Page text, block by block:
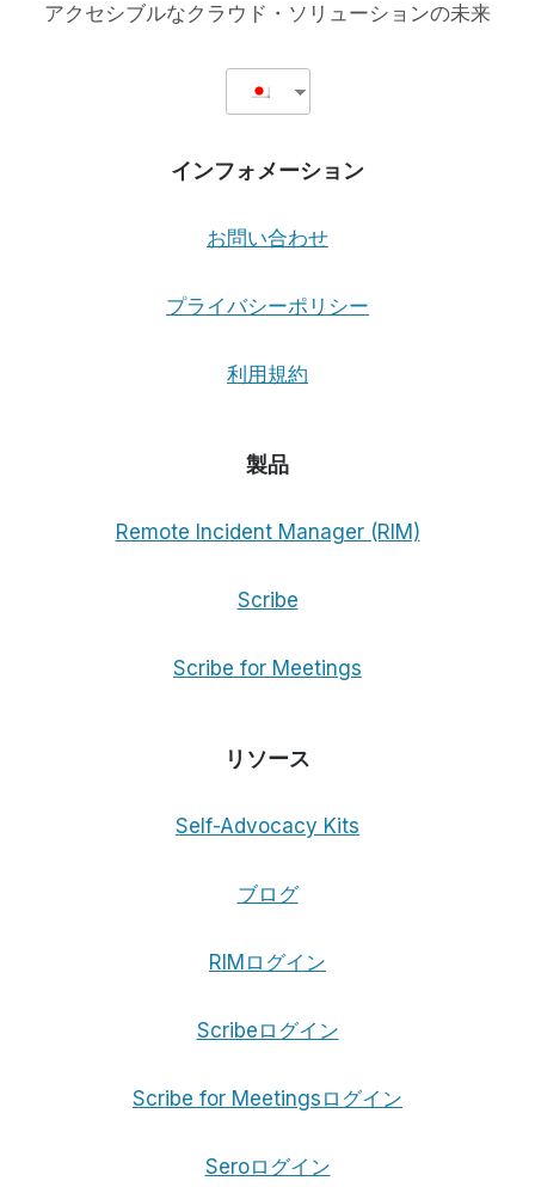
アクセシブルなクラウド・ソリューションの未来
インフォメーション
お問い合わせ
プライバシーポリシー
利用規約
製品
Remote Incident Manager (RIM)
Scribe
Scribe for Meetings
リソース
Self-Advocacy Kits
ブログ
RIMログイン
Scribeログイン
Scribe for Meetingsログイン
Seroログイン